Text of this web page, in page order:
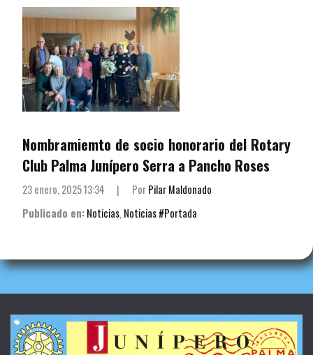
Nombramiemto de socio honorario del Rotary
Club Palma Junípero Serra a Pancho Roses
23 enero, 2025 13:34 | PorPilar Maldonado
Publicado en:Noticias,Noticias #Portada